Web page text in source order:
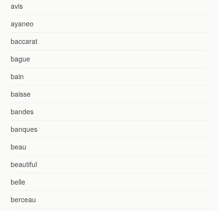
avis
ayaneo
baccarat
bague
bain
baisse
bandes
banques
beau
beautiful
belle
berceau